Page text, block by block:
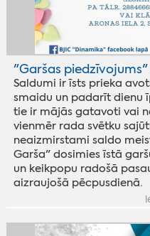
"Garšas
Saldumi ir īsts prieka
smaidu un padarīt dienu
tie ir mājās gatavoti vai
vienmēr rada svētku
neaizmirstami saldo
Garša" dosimies īstā
un keikpopu radošā
aizraujošā pēcpusdienā.